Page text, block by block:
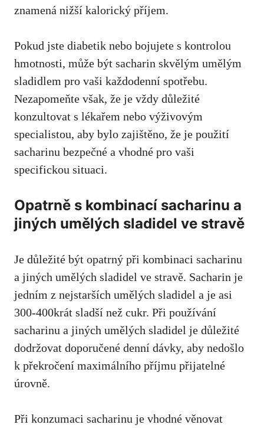
znamená nižší kalorický příjem.
Pokud jste diabetik nebo bojujete s kontrolou
hmotnosti, může být sacharin skvělým⁢ umělým
sladidlem pro​ vaši každodenní spotřebu.
Nezapomeňte však, že je vždy⁤ důležité ​
konzultovat s lékařem nebo ​výživovým⁤
specialistou, aby bylo ‌zajištěno, že je použití
sacharinu ‌bezpečné⁣ a‌ vhodné pro vaši
specifickou situaci.
Opatrně s kombinací ⁣sacharinu ‍a
⁤jiných umělých sladidel⁤ ve stravě
Je důležité být opatrný ⁢při kombinaci sacharinu⁣
a‍ jiných umělých sladidel ve ⁤stravě. Sacharin je
jedním z nejstarších umělých sladidel a je asi
300-400krát sladší ⁣než cukr. Při ​používání
sacharinu a jiných umělých sladidel je důležité
dodržovat ⁢doporučené denní ​dávky, aby nedošlo
k překročení​ maximálního příjmu přijatelné
úrovně.
Při konzumaci ​sacharinu je vhodné věnovat